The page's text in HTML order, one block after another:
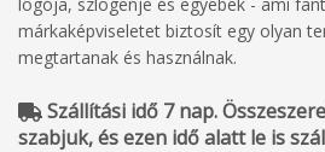
márkaképviseletet biztosít egy olyan
megtartanak és használnak.
Szállítási idő 7 nap.
szabjuk, és ezen idő alatt le is